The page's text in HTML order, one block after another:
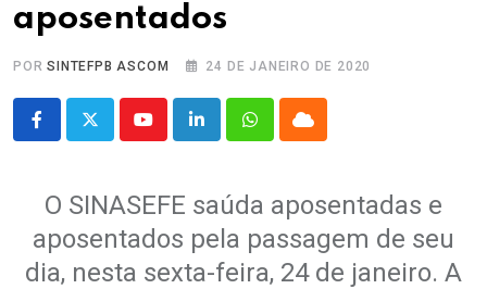
aposentados
PORSINTEFPB ASCOM 24 DE JANEIRO DE 2020
YoutubeLinkedInWhatsappCloud
O SINASEFE saúda aposentadas e
aposentados pela passagem de seu
dia, nesta sexta-feira, 24 de janeiro. A